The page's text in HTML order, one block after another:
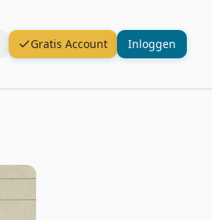
Gratis Account Inloggen